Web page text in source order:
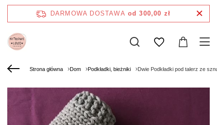
DARMOWA DOSTAWA od 300,00 zł
Strona główna Dom Podkładki, bieżniki Dwie Podkładki pod talerz ze